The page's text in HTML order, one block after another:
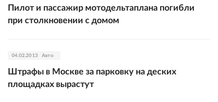
Пилот и пассажир мотодельтаплана погибли
при столкновении с домом
04.02.2013 Авто
Штрафы в Москве за парковку на деских
площадках вырастут